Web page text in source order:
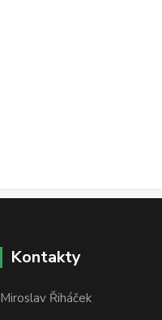
Kontakty
Miroslav Řiháček